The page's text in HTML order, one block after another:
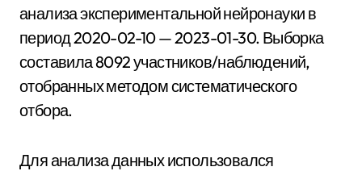
анализа экспериментальной нейронауки в
период 2020-02-10 — 2023-01-30. Выборка
составила 8092 участников/наблюдений,
отобранных методом систематического
отбора.
Для анализа данных использовался